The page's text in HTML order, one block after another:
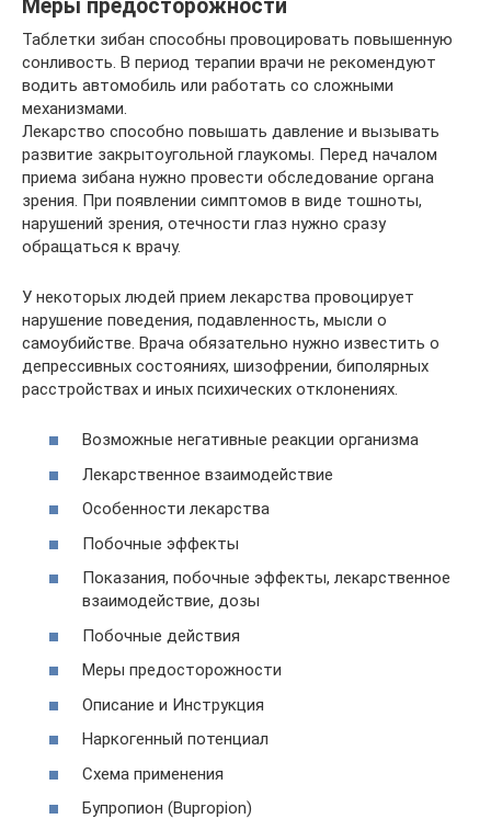
Меры предосторожности
Таблетки зибан способны провоцировать повышенную
сонливость. В период терапии врачи не рекомендуют
водить автомобиль или работать со сложными
механизмами.
Лекарство способно повышать давление и вызывать
развитие закрытоугольной глаукомы. Перед началом
приема зибана нужно провести обследование органа
зрения. При появлении симптомов в виде тошноты,
нарушений зрения, отечности глаз нужно сразу
обращаться к врачу.
У некоторых людей прием лекарства провоцирует
нарушение поведения, подавленность, мысли о
самоубийстве. Врача обязательно нужно известить о
депрессивных состояниях, шизофрении, биполярных
расстройствах и иных психических отклонениях.
Возможные негативные реакции организма
Лекарственное взаимодействие
Особенности лекарства
Побочные эффекты
Показания, побочные эффекты, лекарственное
взаимодействие, дозы
Побочные действия
Меры предосторожности
Описание и Инструкция
Наркогенный потенциал
Схема применения
Бупропион (Bupropion)